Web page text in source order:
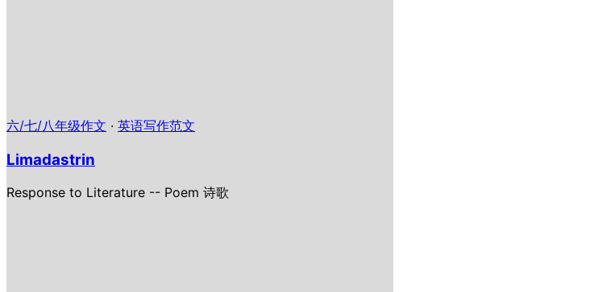
六/七/八年级作文 · 英语写作范文
Limadastrin
Response to Literature -- Poem 诗歌